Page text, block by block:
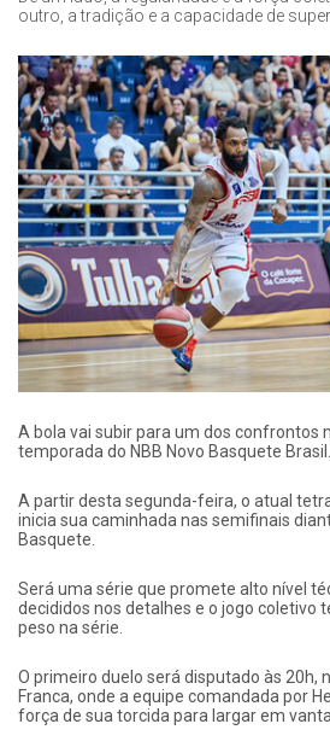
outro, a tradição e a capacidade de
A bola vai subir para um dos confrontos
temporada do NBB Novo Basquete Brasil.
A partir desta segunda-feira, o atual
inicia sua caminhada nas semifinais
Basquete.
Será uma série que promete alto nível
decididos nos detalhes e o jogo coletivo
peso na série.
O primeiro duelo será disputado às 20h,
Franca, onde a equipe comandada por
força de sua torcida para largar em